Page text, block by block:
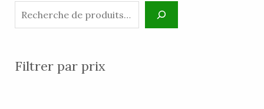
Filtrer par prix